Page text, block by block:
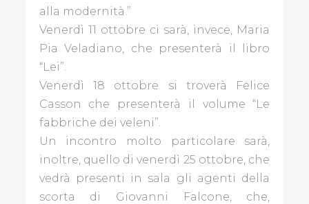
PAPÀ
IMPERFETTO
THE
ART
POST
REDAZIONE
CONTATTI
alla modernità.”
Venerdì 11 ottobre ci sarà, invece, Maria
Pia Veladiano, che presenterà il libro
“Lei”.
Venerdì 18 ottobre si troverà Felice
Casson che presenterà il volume “Le
fabbriche dei veleni”.
Un incontro molto particolare sarà,
inoltre, quello di venerdì 25 ottobre, che
vedrà presenti in sala gli agenti della
scorta di Giovanni Falcone, che,